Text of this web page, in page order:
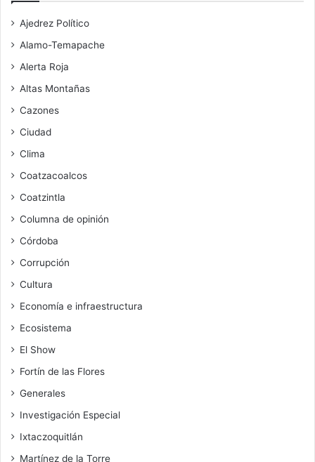
Ajedrez Político
Alamo-Temapache
Alerta Roja
Altas Montañas
Cazones
Ciudad
Clima
Coatzacoalcos
Coatzintla
Columna de opinión
Córdoba
Corrupción
Cultura
Economía e infraestructura
Ecosistema
El Show
Fortín de las Flores
Generales
Investigación Especial
Ixtaczoquitlán
Martínez de la Torre